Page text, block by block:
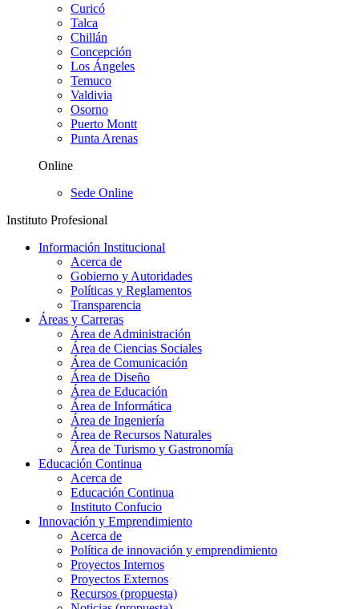
Curicó
Talca
Chillán
Concepción
Los Ángeles
Temuco
Valdivia
Osorno
Puerto Montt
Punta Arenas
Online
Sede Online
Instituto Profesional
Información Institucional
Acerca de
Gobierno y Autoridades​
Políticas y Reglamentos​
Transparencia
Áreas y Carreras
Área de Administración
Área de Ciencias Sociales
Área de Comunicación
Área de Diseño
Área de Educación
Área de Informática
Área de Ingeniería
Área de Recursos Naturales
Área de Turismo y Gastronomía
Educación Continua
Acerca de
Educación Continua
Instituto Confucio
Innovación y Emprendimiento
Acerca de
Política de innovación y emprendimiento
Proyectos Internos
Proyectos Externos
Recursos (propuesta)